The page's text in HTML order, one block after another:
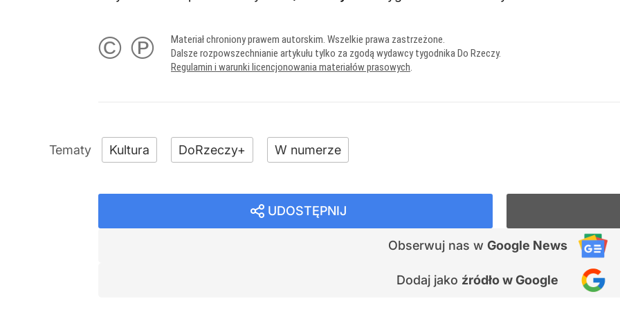
© ℗
Materiał chroniony prawem autorskim. Wszelkie prawa zastrzeżone.
Dalsze rozpowszechnianie artykułu tylko za zgodą wydawcy tygodnika Do Rzeczy.
Regulamin i warunki licencjonowania materiałów prasowych.
Kultura DoRzeczy+ W numerze
UDOSTĘPNIJ
Obserwuj nas w Google News
Dodaj jako źródło w Google